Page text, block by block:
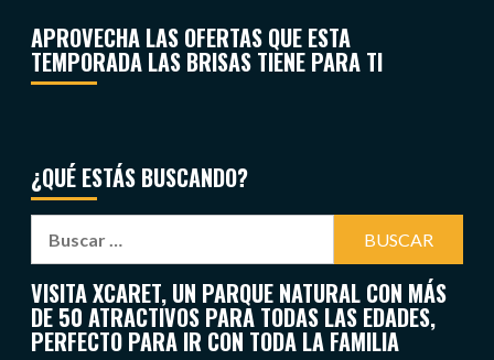
APROVECHA LAS OFERTAS QUE ESTA
TEMPORADA LAS BRISAS TIENE PARA TI
¿QUÉ ESTÁS BUSCANDO?
VISITA XCARET, UN PARQUE NATURAL CON MÁS
DE 50 ATRACTIVOS PARA TODAS LAS EDADES,
PERFECTO PARA IR CON TODA LA FAMILIA